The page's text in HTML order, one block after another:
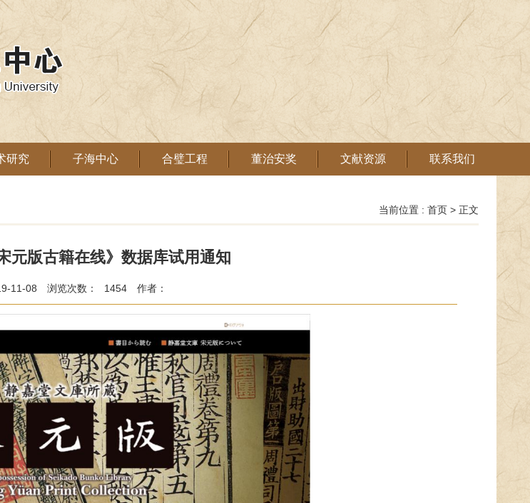
研究 子海中心 合璧工程 董治安奖 文献资源 联系我们
当前位置 : 首页 > 正文
元版古籍在线》数据库试用通知
11-08 浏览次数： 1454 作者：